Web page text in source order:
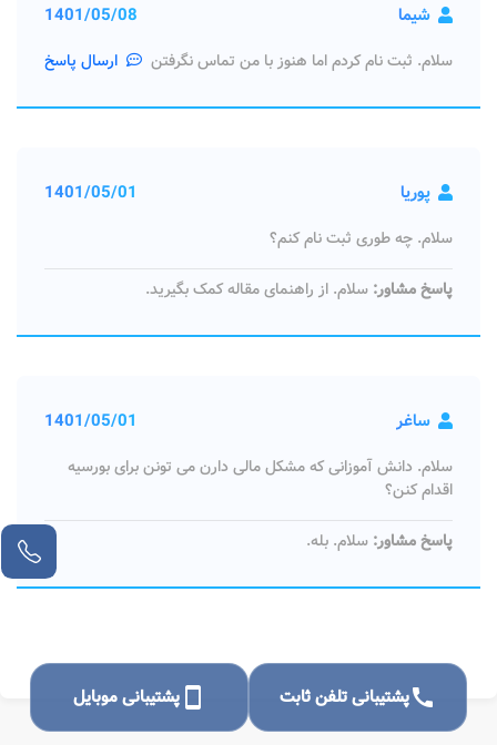
شیما 1401/05/08
سلام. ثبت نام کردم اما هنوز با من تماس نگرفتن ارسال پاسخ
پوریا 1401/05/01
سلام. چه طوری ثبت نام کنم؟
پاسخ مشاور: سلام. از راهنمای مقاله کمک بگیرید.
ساغر 1401/05/01
سلام. دانش آموزانی که مشکل مالی دارن می تونن برای بورسیه
اقدام کنن؟
پاسخ مشاور: سلام. بله.
callپشتیبانی تلفن ثابت smartphoneپشتیبانی موبایل